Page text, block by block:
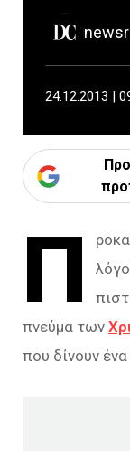
24.12.2013 |
Π
πνεύμα των
που δίνουν